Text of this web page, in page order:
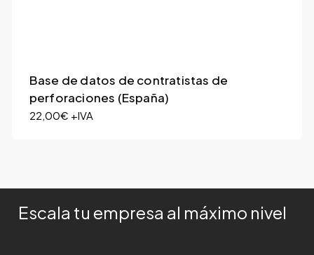
Base de datos de contratistas de
perforaciones (España)
22,00€ +IVA
Escala tu empresa al máximo nivel